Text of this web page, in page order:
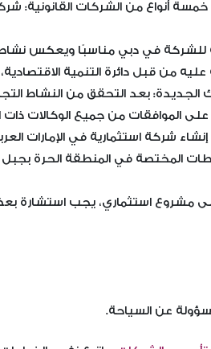
خمسة أنواع من الشركات
للشركة في دبي مناسبًا ويعكس
من قبل دائرة التنمية
الجديدة: بعد التحقق من النشاط
على الموافقات من جميع الوكالات ذات
شركة استثمارية في الإمارات
المختصة في المنطقة الحرة بجبل
مشروع استثماري، يجب استشارة
عن السياحة.